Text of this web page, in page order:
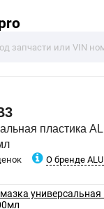
пластика
О бренде